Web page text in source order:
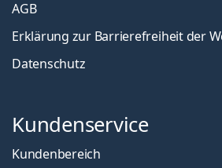
AGB
Erklärung zur Barrierefreiheit der
Datenschutz
Kundenservice
Kundenbereich